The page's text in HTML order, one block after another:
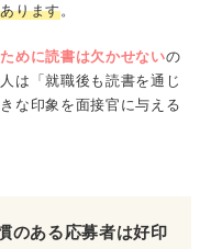
ります。
めに読書は欠かせないの
は「就職後も読書を通じ
な印象を面接官に与える
のある応募者は好印